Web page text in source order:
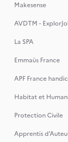
Makesense
AVDTM -
La SPA
Emmaüs France
APF France
Habitat et
Protection Civile
Apprentis